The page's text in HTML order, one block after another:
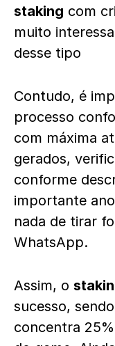
staking com
muito
desse tipo
Contudo, é
processo
com máxima
gerados,
conforme
importante
nada de tirar
WhatsApp.
Assim, o
sucesso,
concentra